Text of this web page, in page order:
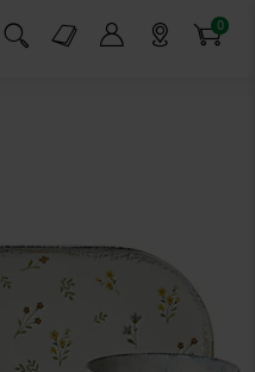
Suchfeld einblenden
Markt-Angebote 0
Artikel